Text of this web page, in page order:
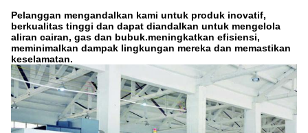
Pelanggan mengandalkan kami untuk produk inovatif,
berkualitas tinggi dan dapat diandalkan untuk mengelola
aliran cairan, gas dan bubuk.meningkatkan efisiensi,
meminimalkan dampak lingkungan mereka dan memastikan
keselamatan.